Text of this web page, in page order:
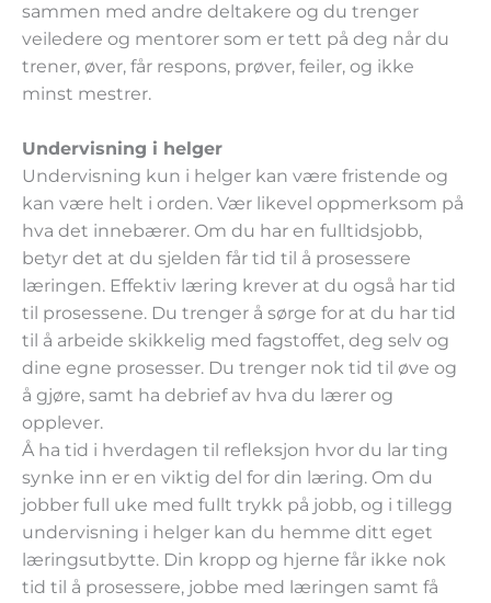
sammen med andre deltakere og du trenger
veiledere og mentorer som er tett på deg når du
trener, øver, får respons, prøver, feiler, og ikke
minst mestrer.
Undervisning i helger
Undervisning kun i helger kan være fristende og
kan være helt i orden. Vær likevel oppmerksom på
hva det innebærer. Om du har en fulltidsjobb,
betyr det at du sjelden får tid til å prosessere
læringen. Effektiv læring krever at du også har tid
til prosessene. Du trenger å sørge for at du har tid
til å arbeide skikkelig med fagstoffet, deg selv og
dine egne prosesser. Du trenger nok tid til øve og
å gjøre, samt ha debrief av hva du lærer og
opplever.
Å ha tid i hverdagen til refleksjon hvor du lar ting
synke inn er en viktig del for din læring. Om du
jobber full uke med fullt trykk på jobb, og i tillegg
undervisning i helger kan du hemme ditt eget
læringsutbytte. Din kropp og hjerne får ikke nok
tid til å prosessere, jobbe med læringen samt få